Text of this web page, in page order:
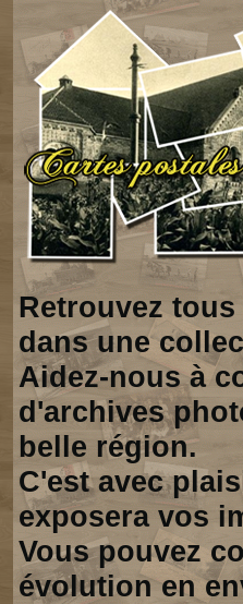
Retrouvez
dans une
Aidez-nous à
d'archives
belle région.
C'est avec
exposera vos
Vous pouvez
évolution en